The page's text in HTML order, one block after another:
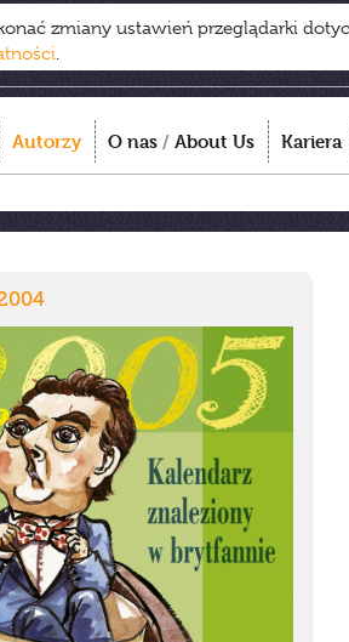
zmiany ustawień przeglądarki
.
Autorzy O nas / About Us Kariera